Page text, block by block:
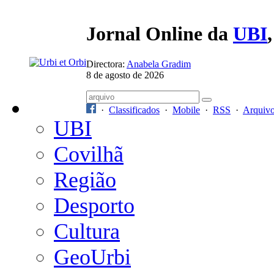
Jornal Online da UBI
Directora: Anabela Gradim
8 de agosto de 2026
· Classificados · Mobile · RSS ·
UBI
Covilhã
Região
Desporto
Cultura
GeoUrbi